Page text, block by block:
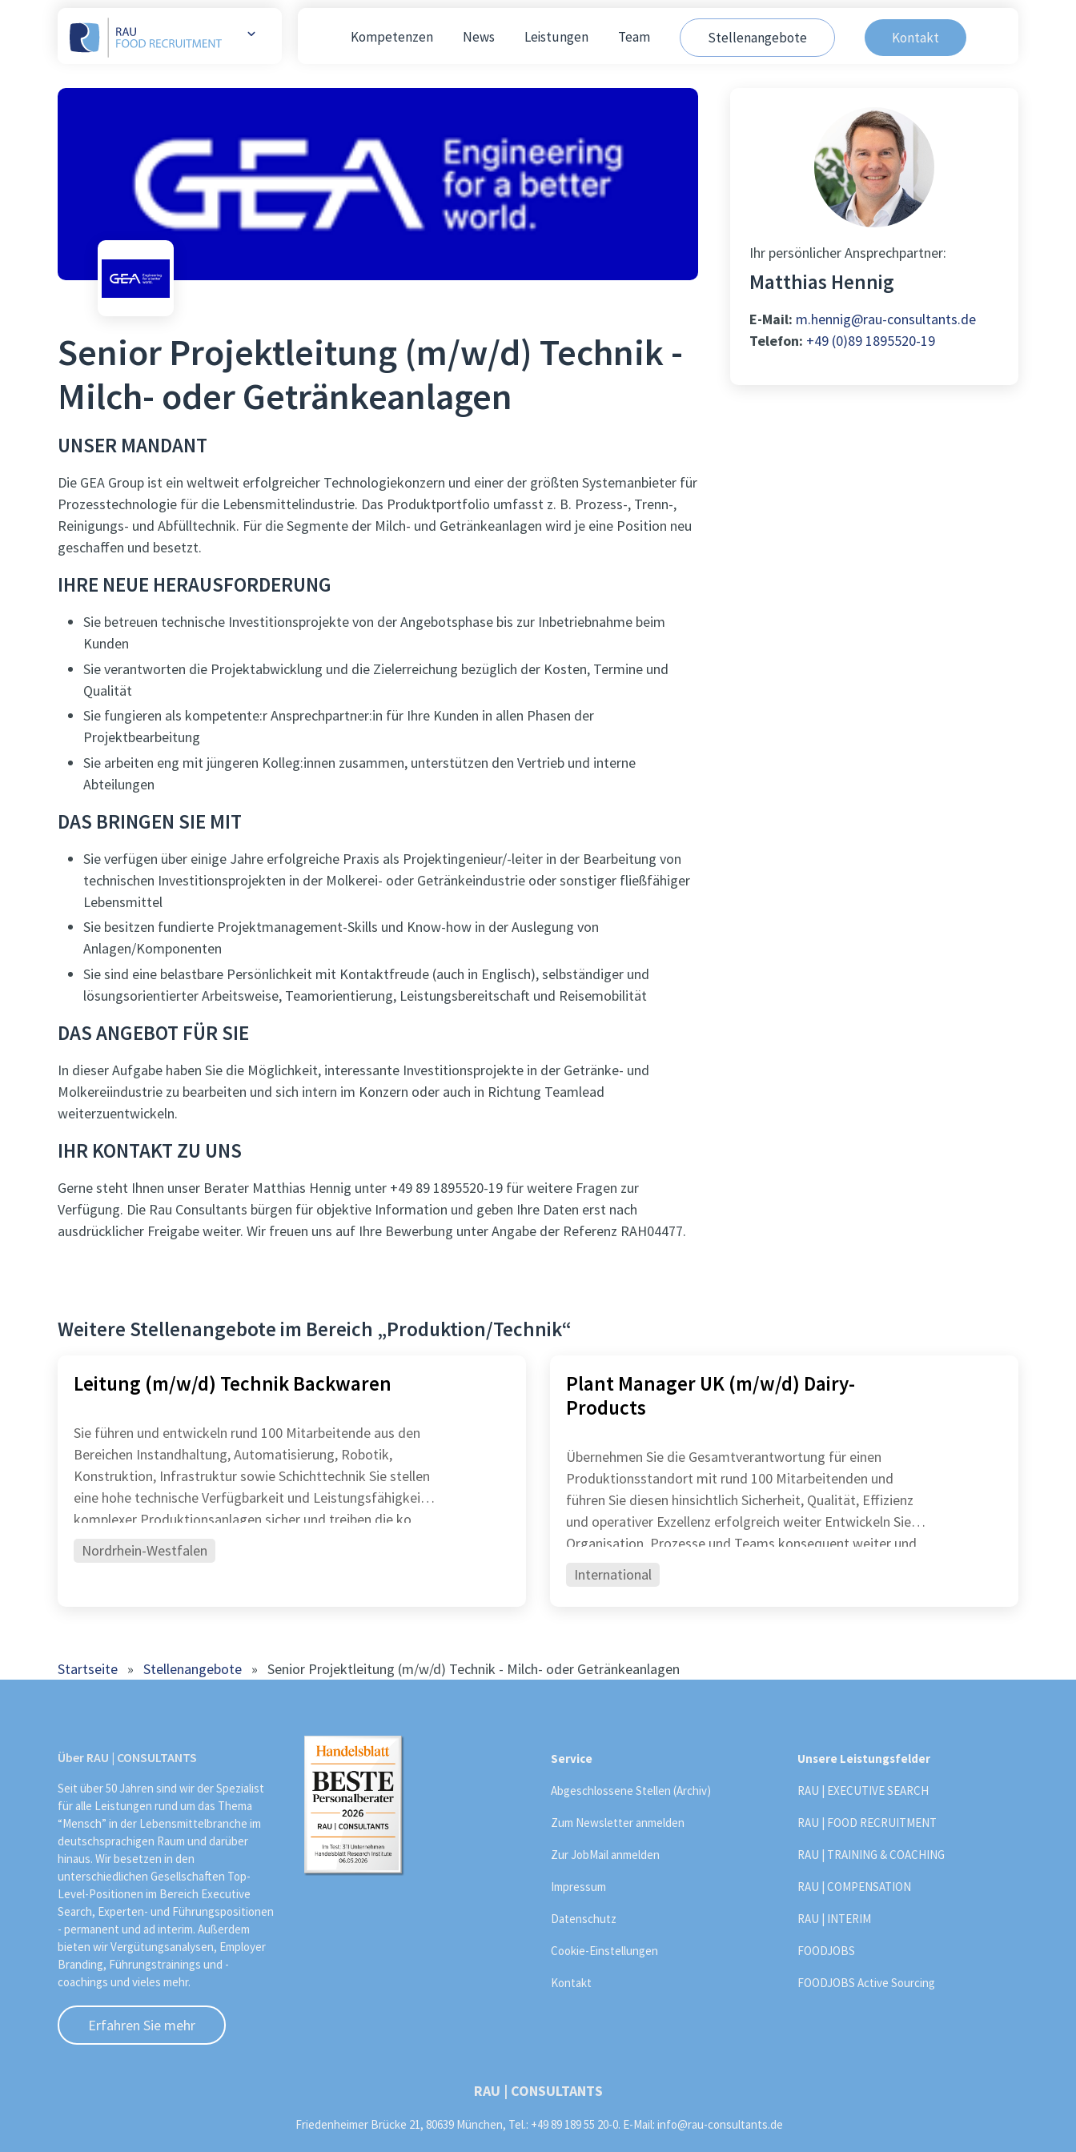
Weitere Kompetenzen News Leistungen Team Stellenangebote Kontakt
Senior Projektleitung (m/w/d) Technik -
Milch- oder Getränkeanlagen
UNSER MANDANT
Die GEA Group ist ein weltweit erfolgreicher Technologiekonzern und einer der größten Systemanbieter für
Prozesstechnologie für die Lebensmittelindustrie. Das Produktportfolio umfasst z. B. Prozess-, Trenn-,
Reinigungs- und Abfülltechnik. Für die Segmente der Milch- und Getränkeanlagen wird je eine Position neu
geschaffen und besetzt.
IHRE NEUE HERAUSFORDERUNG
Sie betreuen technische Investitionsprojekte von der Angebotsphase bis zur Inbetriebnahme beim
Kunden
Sie verantworten die Projektabwicklung und die Zielerreichung bezüglich der Kosten, Termine und
Qualität
Sie fungieren als kompetente:r Ansprechpartner:in für Ihre Kunden in allen Phasen der
Projektbearbeitung
Sie arbeiten eng mit jüngeren Kolleg:innen zusammen, unterstützen den Vertrieb und interne
Abteilungen
DAS BRINGEN SIE MIT
Sie verfügen über einige Jahre erfolgreiche Praxis als Projektingenieur/-leiter in der Bearbeitung von
technischen Investitionsprojekten in der Molkerei- oder Getränkeindustrie oder sonstiger fließfähiger
Lebensmittel
Sie besitzen fundierte Projektmanagement-Skills und Know-how in der Auslegung von
Anlagen/Komponenten
Sie sind eine belastbare Persönlichkeit mit Kontaktfreude (auch in Englisch), selbständiger und
lösungsorientierter Arbeitsweise, Teamorientierung, Leistungsbereitschaft und Reisemobilität
DAS ANGEBOT FÜR SIE
In dieser Aufgabe haben Sie die Möglichkeit, interessante Investitionsprojekte in der Getränke- und
Molkereiindustrie zu bearbeiten und sich intern im Konzern oder auch in Richtung Teamlead
weiterzuentwickeln.
IHR KONTAKT ZU UNS
Gerne steht Ihnen unser Berater Matthias Hennig unter +49 89 1895520-19 für weitere Fragen zur
Verfügung. Die Rau Consultants bürgen für objektive Information und geben Ihre Daten erst nach
ausdrücklicher Freigabe weiter. Wir freuen uns auf Ihre Bewerbung unter Angabe der Referenz RAH04477.
Ihr persönlicher Ansprechpartner:
Matthias Hennig
E-Mail: m.hennig@rau-consultants.de
Telefon: +49 (0)89 1895520-19
Weitere Stellenangebote im Bereich „Produktion/Technik“
Leitung (m/w/d) Technik Backwaren
Sie führen und entwickeln rund 100 Mitarbeitende aus den
Bereichen Instandhaltung, Automatisierung, Robotik,
Konstruktion, Infrastruktur sowie Schichttechnik Sie stellen
eine hohe technische Verfügbarkeit und Leistungsfähigkeit
komplexer Produktionsanlagen sicher und treiben die ko
Nordrhein-Westfalen
Plant Manager UK (m/w/d) Dairy-
Products
Übernehmen Sie die Gesamtverantwortung für einen
Produktionsstandort mit rund 100 Mitarbeitenden und
führen Sie diesen hinsichtlich Sicherheit, Qualität, Effizienz
und operativer Exzellenz erfolgreich weiter Entwickeln Sie
Organisation, Prozesse und Teams konsequent weiter und
International
Startseite » Stellenangebote » Senior Projektleitung (m/w/d) Technik - Milch- oder Getränkeanlagen
Über RAU | CONSULTANTS
Seit über 50 Jahren sind wir der Spezialist
für alle Leistungen rund um das Thema
“Mensch” in der Lebensmittelbranche im
deutschsprachigen Raum und darüber
hinaus. Wir besetzen in den
unterschiedlichen Gesellschaften Top-
Level-Positionen im Bereich Executive
Search, Experten- und Führungspositionen
- permanent und ad interim. Außerdem
bieten wir Vergütungsanalysen, Employer
Branding, Führungstrainings und -
coachings und vieles mehr.
Erfahren Sie mehr
Service
Abgeschlossene Stellen (Archiv)
Zum Newsletter anmelden
Zur JobMail anmelden
Impressum
Datenschutz
Cookie-Einstellungen
Kontakt
Unsere Leistungsfelder
RAU | EXECUTIVE SEARCH
RAU | FOOD RECRUITMENT
RAU | TRAINING & COACHING
RAU | COMPENSATION
RAU | INTERIM
FOODJOBS
FOODJOBS Active Sourcing
RAU | CONSULTANTS
Friedenheimer Brücke 21, 80639 München, Tel.: +49 89 189 55 20-0. E-Mail: info@rau-consultants.de